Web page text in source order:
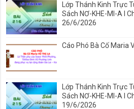
Lớp Thánh Kinh Trực
Sách NƠ-KHE-MI-A I
26/6/2026
Cáo Phó Bà Cố Maria
Lớp Thánh Kinh Trực
Sách NƠ-KHE-MI-A I
19/6/2026